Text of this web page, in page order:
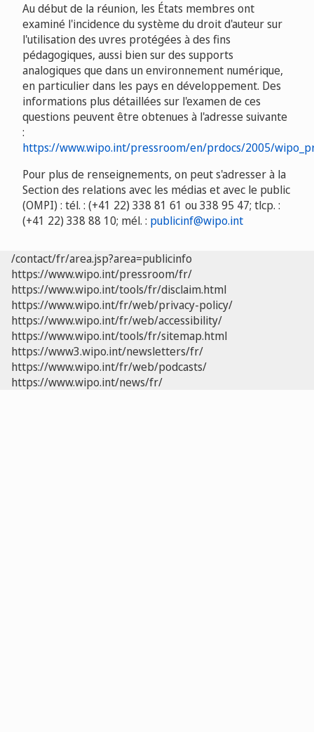
Au début de la réunion, les États membres ont
examiné l'incidence du système du droit d'auteur sur
l'utilisation des uvres protégées à des fins
pédagogiques, aussi bien sur des supports
analogiques que dans un environnement numérique,
en particulier dans les pays en développement. Des
informations plus détaillées sur l'examen de ces
questions peuvent être obtenues à l'adresse suivante
:
https://www.wipo.int/pressroom/en/prdocs/2005/
Pour plus de renseignements, on peut s'adresser à la
Section des relations avec les médias et avec le public
(OMPI) : tél. : (+41 22) 338 81 61 ou 338 95 47; tlcp. :
(+41 22) 338 88 10; mél. : publicinf@wipo.int
/contact/fr/area.jsp?area=publicinfo
https://www.wipo.int/pressroom/fr/
https://www.wipo.int/tools/fr/disclaim.html
https://www.wipo.int/fr/web/privacy-policy/
https://www.wipo.int/fr/web/accessibility/
https://www.wipo.int/tools/fr/sitemap.html
https://www3.wipo.int/newsletters/fr/
https://www.wipo.int/fr/web/podcasts/
https://www.wipo.int/news/fr/